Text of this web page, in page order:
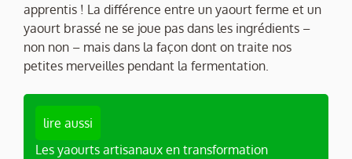
apprentis ! La différence entre un yaourt ferme et un
yaourt brassé ne se joue pas dans les ingrédients –
non non – mais dans la façon dont on traite nos
petites merveilles pendant la fermentation.
lire aussi
Les yaourts artisanaux en transformation